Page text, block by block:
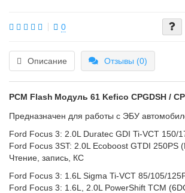
0
Описание Отзывы (0)
PCM Flash Модуль 61 Kefico CPGDSH /
Предназначен для работы с ЭБУ
Ford Focus 3: 2.0L Duratec GDI Ti-VCT 150/
Ford Focus 3ST: 2.0L Ecoboost GTDI 250PS
Чтение, запись, КС
Ford Focus 3: 1.6L Sigma Ti-VCT 85/105/
Ford Focus 3: 1.6L, 2.0L PowerShift TCM